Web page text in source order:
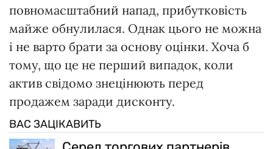
повномасштабний напад, прибутковість
майже обнулилася. Однак цього не можна
і не варто брати за основу оцінки. Хоча б
тому, що це не перший випадок, коли
актив свідомо знецінюють перед
продажем заради дисконту.
ВАС ЗАЦІКАВИТЬ